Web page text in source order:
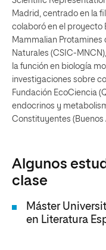
Madrid, centrado en la
colaboró en el proyecto
Mammalian Protamines
Naturales (CSIC-
la función en biología
investigaciones sobre
Fundación EcoCiencia
endocrinos y
Constituyentes (Buenos
Algunos
clase
Máster
en Literatura